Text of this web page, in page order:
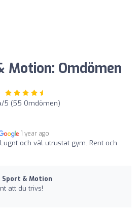
Motion: Omdömen
/5 (55 Omdömen)
1 year ago
Lugnt och väl utrustat gym. Rent och
Sport & Motion
att du trivs!